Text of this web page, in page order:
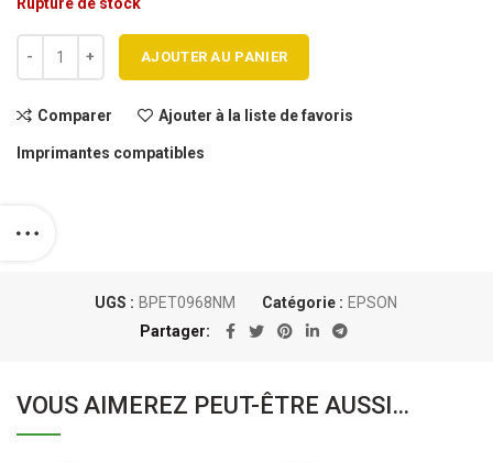
Rupture de stock
AJOUTER AU PANIER
Comparer Ajouter à la liste de favoris
Imprimantes compatibles
UGS : BPET0968NM Catégorie : EPSON
Partager
VOUS AIMEREZ PEUT-ÊTRE AUSSI…